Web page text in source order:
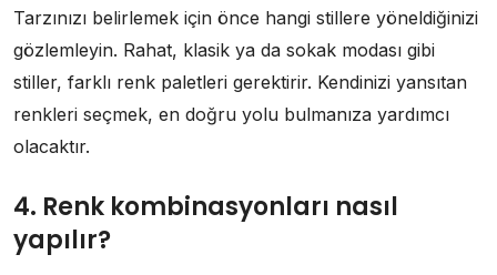
Tarzınızı belirlemek için önce hangi stillere yöneldiğinizi
gözlemleyin. Rahat, klasik ya da sokak modası gibi
stiller, farklı renk paletleri gerektirir. Kendinizi yansıtan
renkleri seçmek, en doğru yolu bulmanıza yardımcı
olacaktır.
4. Renk kombinasyonları nasıl
yapılır?